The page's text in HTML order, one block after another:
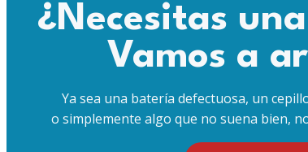
¿Necesitas
Vamos a
Ya sea una batería defectuosa, un
o simplemente algo que no suena bien,